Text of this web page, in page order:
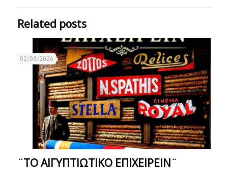
Related posts
02/08/2026
¨ΤΟ ΑΙΓΥΠΤΙΩΤΙΚΟ ΕΠΙΧΕΙΡΕΙΝ¨